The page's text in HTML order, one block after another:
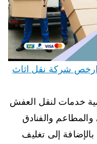
نقل عفش الشامية 50993766 ارخص شركة نقل اثاث
خدمات لنقل العفش
والفنادق
بالإضافة إلى تغليف